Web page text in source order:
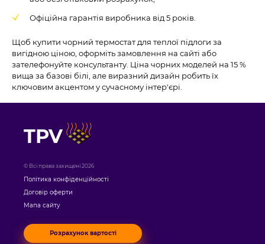
Офіційна гарантія виробника від 5 років.
Щоб купити чорний термостат для теплої підлоги за
вигідною ціною, оформіть замовлення на сайті або
зателефонуйте консультанту. Ціна чорних моделей на 15 %
вища за базові білі, але виразний дизайн робить їх
ключовим акцентом у сучасному інтер'єрі.
TPV
© Всі права захищені 2026
Політика конфіденційності
Договір оферти
Мапа сайту
Розрахунок вартості